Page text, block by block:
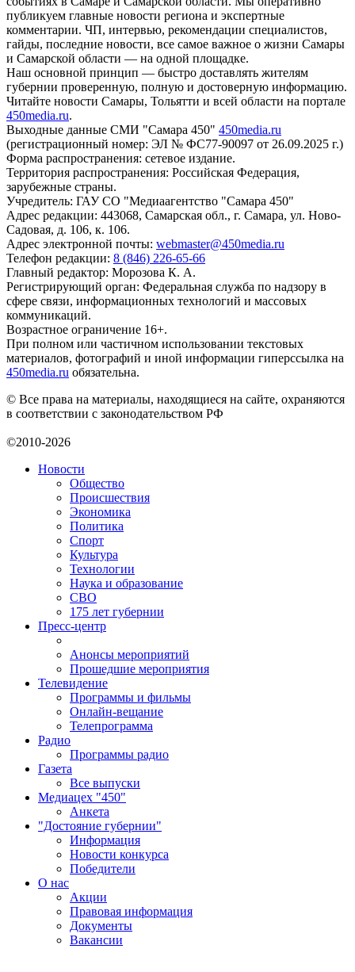
публикуем главные новости региона и экспертные
комментарии. ЧП, интервью, рекомендации специалистов,
гайды, последние новости, все самое важное о жизни Самары
и Самарской области — на одной площадке.
Наш основной принцип — быстро доставлять жителям
губернии проверенную, полную и достоверную информацию.
Читайте новости Самары, Тольятти и всей области на портале
450media.ru.
Выходные данные СМИ "Самара 450" 450media.ru
(регистрационный номер: ЭЛ № ФС77-90097 от 26.09.2025 г.)
Форма распространения: сетевое издание.
Территория распространения: Российская Федерация,
зарубежные страны.
Учредитель: ГАУ СО "Медиаагентство "Самара 450"
Адрес редакции: 443068, Самарская обл., г. Самара, ул. Ново-
Садовая, д. 106, к. 106.
Адрес электронной почты: webmaster@450media.ru
Телефон редакции: 8 (846) 226-65-66
Главный редактор: Морозова К. А.
Регистрирующий орган: Федеральная служба по надзору в
сфере связи, информационных технологий и массовых
коммуникаций.
Возрастное ограничение 16+.
При полном или частичном использовании текстовых
материалов, фотографий и иной информации гиперссылка на
450media.ru обязательна.
© Все права на материалы, находящиеся на сайте, охраняются
в соответствии с законодательством РФ
©2010-2026
Новости
Общество
Происшествия
Экономика
Политика
Спорт
Культура
Технологии
Наука и образование
СВО
175 лет губернии
Пресс-центр
Анонсы мероприятий
Прошедшие мероприятия
Телевидение
Программы и фильмы
Онлайн-вещание
Телепрограмма
Радио
Программы радио
Газета
Все выпуски
Медиацех "450"
Анкета
"Достояние губернии"
Информация
Новости конкурса
Победители
О нас
Акции
Правовая информация
Документы
Вакансии